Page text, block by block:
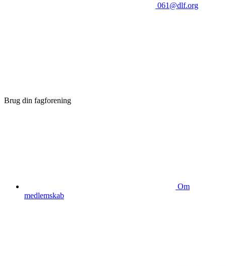
061@dlf.org
Brug din fagforening
Om
medlemskab